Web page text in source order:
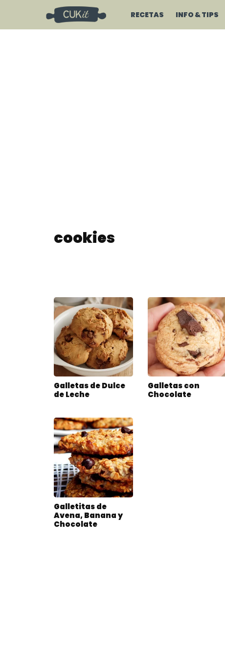
RECETAS INFO & TIPS
cookies
Galletas de Dulce
de Leche
Galletas con
Chocolate
Galletitas de
Avena, Banana y
Chocolate